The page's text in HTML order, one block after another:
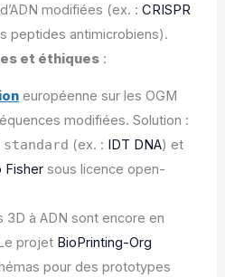
modifiées (ex. :CRISPR
peptides antimicrobiens).
et éthiques :
européenne sur les OGM
modifiées. Solution :
standard (ex. : IDT DNA) et
Fisher sous licence open-
3D à ADN sont encore en
projet BioPrinting-Org
pour des prototypes